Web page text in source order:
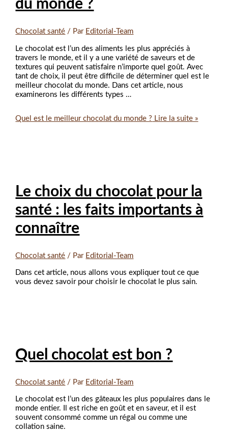
du monde ?
Chocolat santé / Par Editorial-Team
Le chocolat est l’un des aliments les plus appréciés à
travers le monde, et il y a une variété de saveurs et de
textures qui peuvent satisfaire n’importe quel goût. Avec
tant de choix, il peut être difficile de déterminer quel est le
meilleur chocolat du monde. Dans cet article, nous
examinerons les différents types …
Quel est le meilleur chocolat du monde ? Lire la suite »
Le choix du chocolat pour la
santé : les faits importants à
connaître
Chocolat santé / Par Editorial-Team
Dans cet article, nous allons vous expliquer tout ce que
vous devez savoir pour choisir le chocolat le plus sain.
Quel chocolat est bon ?
Chocolat santé / Par Editorial-Team
Le chocolat est l’un des gâteaux les plus populaires dans le
monde entier. Il est riche en goût et en saveur, et il est
souvent consommé comme un régal ou comme une
collation saine.